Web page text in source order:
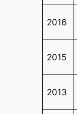
2016
2015
2013